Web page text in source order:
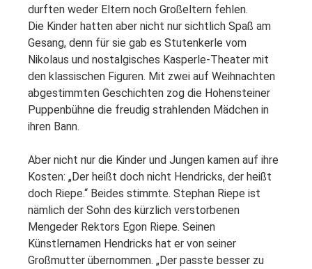
durften weder Eltern noch Großeltern fehlen.
Die Kinder hatten aber nicht nur sichtlich Spaß am
Gesang, denn für sie gab es Stutenkerle vom
Nikolaus und nostalgisches Kasperle-Theater mit
den klassischen Figuren. Mit zwei auf Weihnachten
abgestimmten Geschichten zog die Hohensteiner
Puppenbühne die freudig strahlenden Mädchen in
ihren Bann.
Aber nicht nur die Kinder und Jungen kamen auf ihre
Kosten: „Der heißt doch nicht Hendricks, der heißt
doch Riepe.“ Beides stimmte. Stephan Riepe ist
nämlich der Sohn des kürzlich verstorbenen
Mengeder Rektors Egon Riepe. Seinen
Künstlernamen Hendricks hat er von seiner
Großmutter übernommen. „Der passte besser zu